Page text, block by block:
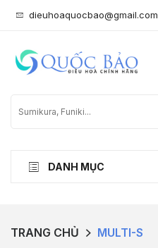
dieuhoaquocbao@gmail.com
DANH MỤC
TRANG CHỦ MULTI-S